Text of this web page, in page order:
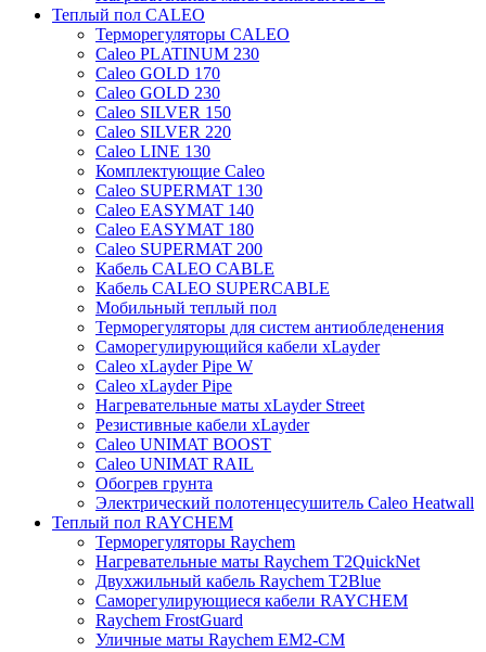
Теплый пол CALEO
Терморегуляторы CALEO
Caleo PLATINUM 230
Caleo GOLD 170
Caleo GOLD 230
Caleo SILVER 150
Caleo SILVER 220
Caleo LINE 130
Комплектующие Caleo
Caleo SUPERMAT 130
Caleo EASYMAT 140
Caleo EASYMAT 180
Caleo SUPERMAT 200
Кабель CALEO CABLE
Кабель CALEO SUPERCABLE
Мобильный теплый пол
Терморегуляторы для систем антиобледенения
Саморегулирующийся кабели xLayder
Caleo xLayder Pipe W
Caleo xLayder Pipe
Нагревательные маты xLayder Street
Резистивные кабели xLayder
Caleo UNIMAT BOOST
Caleo UNIMAT RAIL
Обогрев грунта
Электрический полотенцесушитель Caleo Heatwall
Теплый пол RAYCHEM
Терморегуляторы Raychem
Нагревательные маты Raychem T2QuickNet
Двухжильный кабель Raychem T2Blue
Саморегулирующиеся кабели RAYCHEM
Raychem FrostGuard
Уличные маты Raychem EM2-CM